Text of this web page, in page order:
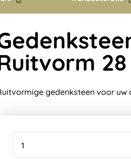
28
gedenksteen voor uw